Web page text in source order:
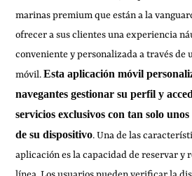
marinas premium que están a la
ofrecer a sus clientes una experiencia
conveniente y personalizada a través de
móvil.Esta aplicación móvil
navegantes gestionar su perfil y
servicios exclusivos con tan solo
de su dispositivo. Una de las
aplicación es la capacidad de reservar y